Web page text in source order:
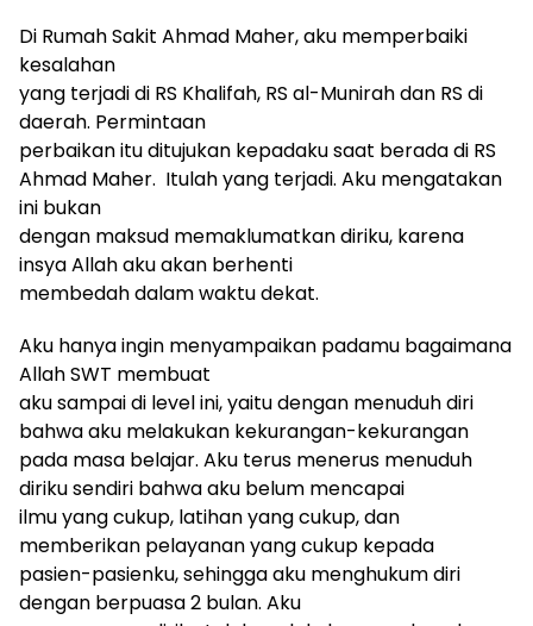
Di Rumah Sakit Ahmad Maher, aku memperbaiki
kesalahan
yang terjadi di RS Khalifah, RS al-Munirah dan RS di
daerah. Permintaan
perbaikan itu ditujukan kepadaku saat berada di RS
Ahmad Maher. Itulah yang terjadi. Aku mengatakan
ini bukan
dengan maksud memaklumatkan diriku, karena
insya Allah aku akan berhenti
membedah dalam waktu dekat.
Aku hanya ingin menyampaikan padamu bagaimana
Allah SWT membuat
aku sampai di level ini, yaitu dengan menuduh diri
bahwa aku melakukan kekurangan-kekurangan
pada masa belajar. Aku terus menerus menuduh
diriku sendiri bahwa aku belum mencapai
ilmu yang cukup, latihan yang cukup, dan
memberikan pelayanan yang cukup kepada
pasien-pasienku, sehingga aku menghukum diri
dengan berpuasa 2 bulan. Aku